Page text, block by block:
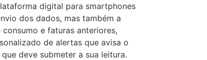
digital para smartphones
dos dados, mas também a
e faturas anteriores,
de alertas que avisa o
deve submeter a sua leitura.